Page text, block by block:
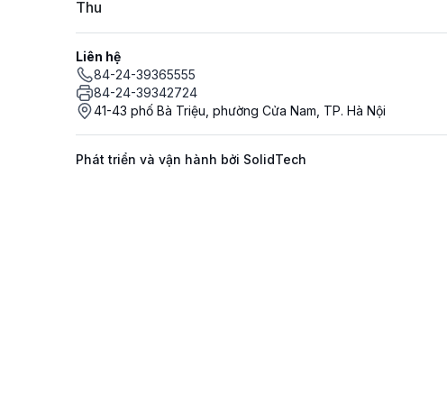
Thu
Liên hệ
84-24-39365555
84-24-39342724
41-43 phố Bà Triệu, phường Cửa Nam, TP. Hà Nội
Phát triển và vận hành bởi SolidTech